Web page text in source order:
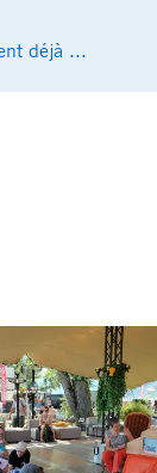
déjà ...